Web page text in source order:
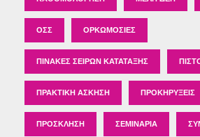
ΟΣΣ ΟΡΚΩΜΟΣΊΕΣ
ΠΊΝΑΚΕΣ ΣΕΙΡΏΝ ΚΑΤΆΤΑΞΗΣ
ΠΡΑΚΤΙΚΉ ΆΣΚΗΣΗ ΠΡΟΚΗΡΎΞΕΙΣ
ΠΡΌΣΚΛΗΣΗ ΣΕΜΙΝΆΡΙΑ